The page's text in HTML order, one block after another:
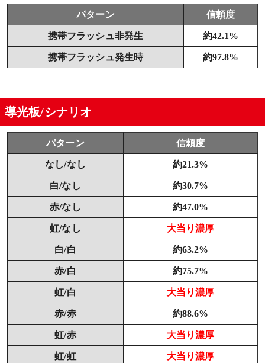
パターン 信頼度
携帯フラッシュ非発生 約42.1%
携帯フラッシュ発生時 約97.8%
導光板/シナリオ
パターン 信頼度
なし/なし 約21.3%
白/なし 約30.7%
赤/なし 約47.0%
虹/なし 大当り濃厚
白/白 約63.2%
赤/白 約75.7%
虹/白 大当り濃厚
赤/赤 約88.6%
虹/赤 大当り濃厚
虹/虹 大当り濃厚